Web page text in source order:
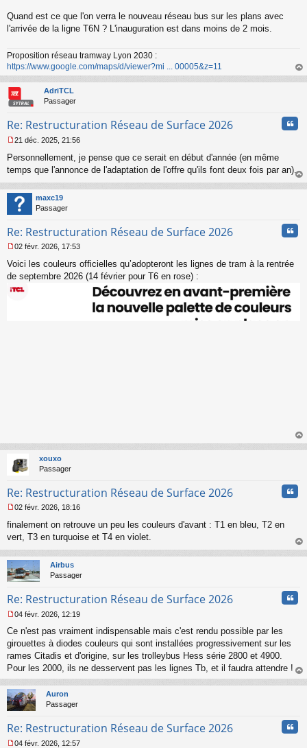
s
g
n
o
n
l
u
Quand est ce que l'on verra le nouveau réseau bus sur les plans avec
l'arrivée de la ligne T6N ? L'inauguration est dans moins de 2 mois.
Proposition réseau tramway Lyon 2030 :
https://www.google.com/maps/d/viewer?mi ... 00005&z=11
au
AdriTCL
Passager
Re: Restructuration Réseau de Surface 2026
e
s
a
g
e
o
l
u
21 déc. 2025, 21:56
Personnellement, je pense que ce serait en début d'année (en même
temps que l'annonce de l'adaptation de l'offre qu'ils font deux fois par an).
au
maxc19
Passager
Re: Restructuration Réseau de Surface 2026
e
s
02 févr. 2026, 17:53
Voici les couleurs officielles qu’adopteront les lignes de tram à la rentrée
de septembre 2026 (14 février pour T6 en rose) :
au
xouxo
Passager
Re: Restructuration Réseau de Surface 2026
e
s
a
g
e
o
l
u
02 févr. 2026, 18:16
finalement on retrouve un peu les couleurs d'avant : T1 en bleu, T2 en
vert, T3 en turquoise et T4 en violet.
au
Airbus
Passager
Re: Restructuration Réseau de Surface 2026
e
s
s
g
n
o
l
u
04 févr. 2026, 12:19
Ce n'est pas vraiment indispensable mais c'est rendu possible par les
girouettes à diodes couleurs qui sont installées progressivement sur les
rames Citadis et d'origine, sur les trolleybus Hess série 2800 et 4900.
Pour les 2000, ils ne desservent pas les lignes Tb, et il faudra attendre !
au
Auron
Passager
Re: Restructuration Réseau de Surface 2026
04 févr. 2026, 12:57